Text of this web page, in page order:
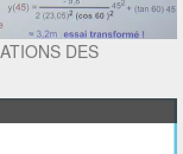
DES